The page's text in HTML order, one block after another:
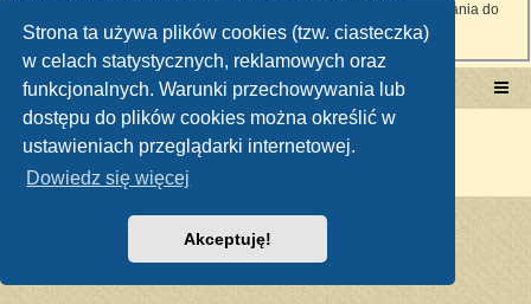
Strona ta używa plików cookies (tzw. ciasteczka)
w celach statystycznych, reklamowych oraz
funkcjonalnych. Warunki przechowywania lub
dostępu do plików cookies można określić w
ustawieniach przeglądarki internetowej.
Dowiedz się więcej
Akceptuję!
RetroTRAKTOR”, ani phpBB nie ponosi odpowiedzialności za włamania do
witryny, podczas których może dojść do kradzieży danych.
Portal RetroTRAKTOR.pl retrotraktor.pl/forum
Technologię dostarcza
Polski pakiet językowy dostarczaphpBB.pl
Zasady ochrony danych osobowych